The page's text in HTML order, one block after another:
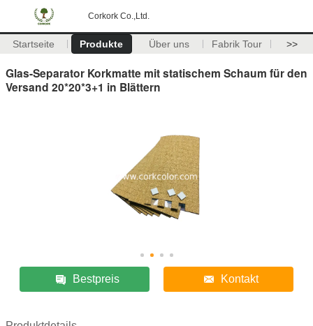
Corkork Co.,Ltd.
Startseite Produkte Über uns Fabrik Tour >>
Glas-Separator Korkmatte mit statischem Schaum für den
Versand 20*20*3+1 in Blättern
Bestpreis Kontakt